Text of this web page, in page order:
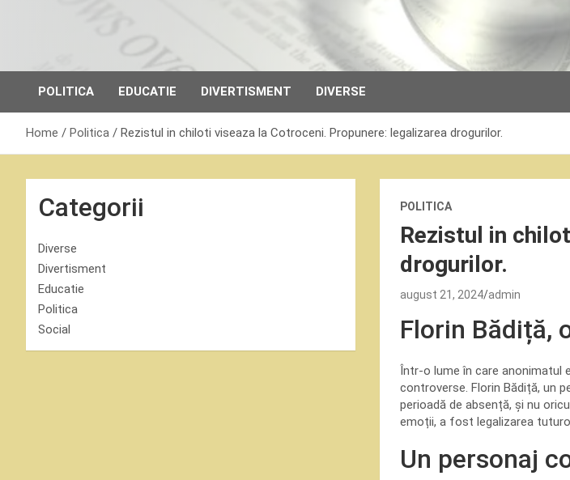
POLITICA EDUCATIE DIVERTISMENT DIVERSE
Home Politica Rezistul in chiloti viseaza la Cotroceni. Propunere: legalizarea drogurilor.
POLITICA
Rezistul in
drogurilor.
august 21, 2024 admin
Florin Bădiță,
Într-o lume în care anonimatul
controverse. Florin Bădiță, un
perioadă de absență, și nu
emoții, a fost legalizarea
Un personaj
Categorii
Diverse
Divertisment
Educatie
Politica
Social